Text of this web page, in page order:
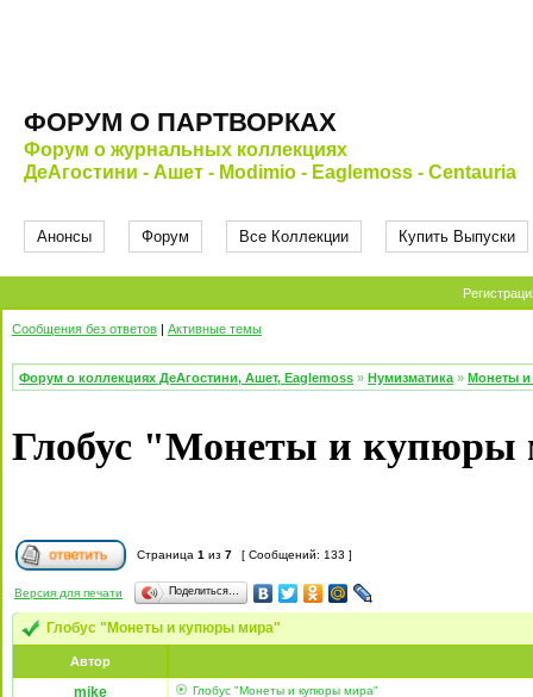
ФОРУМ О ПАРТВОРКАХ
Форум о журнальных коллекциях
ДеАгостини - Ашет - Modimio - Eaglemoss - Centauria
Анонсы Форум Все Коллекции Купить Выпуски
Сообщения без ответов | Активные темы
Форум о коллекциях ДеАгостини, Ашет, Eaglemoss » Нумизматика » Монеты
Глобус "Монеты и купюры
Страница 1 из 7 [ Сообщений: 133 ]
Версия для печати Поделиться…
Глобус "Монеты и купюры мира"
Автор
mike Глобус "Монеты и купюры мира"